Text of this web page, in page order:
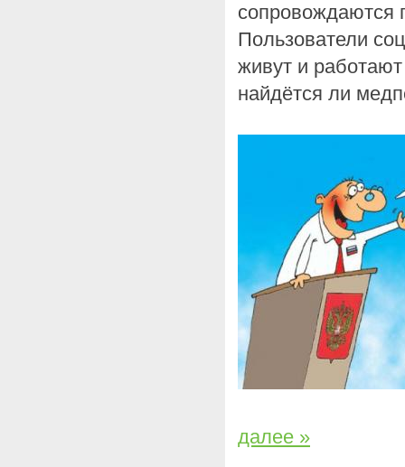
сопровождаются
Пользователи
живут и
найдётся ли
далее »